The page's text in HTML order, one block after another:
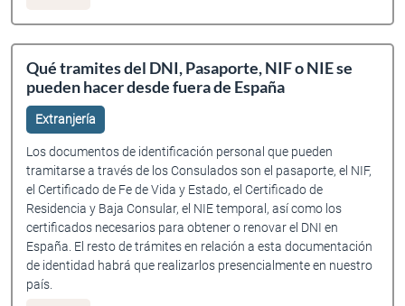
Qué tramites del DNI, Pasaporte, NIF o NIE se
pueden hacer desde fuera de España
Extranjería
Los documentos de identificación personal que pueden
tramitarse a través de los Consulados son el pasaporte, el NIF,
el Certificado de Fe de Vida y Estado, el Certificado de
Residencia y Baja Consular, el NIE temporal, así como los
certificados necesarios para obtener o renovar el DNI en
España. El resto de trámites en relación a esta documentación
de identidad habrá que realizarlos presencialmente en nuestro
país.